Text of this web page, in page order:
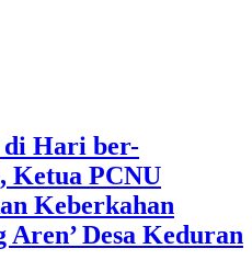
di Hari ber-
Ketua PCNU
Keberkahan
Desa Keduran